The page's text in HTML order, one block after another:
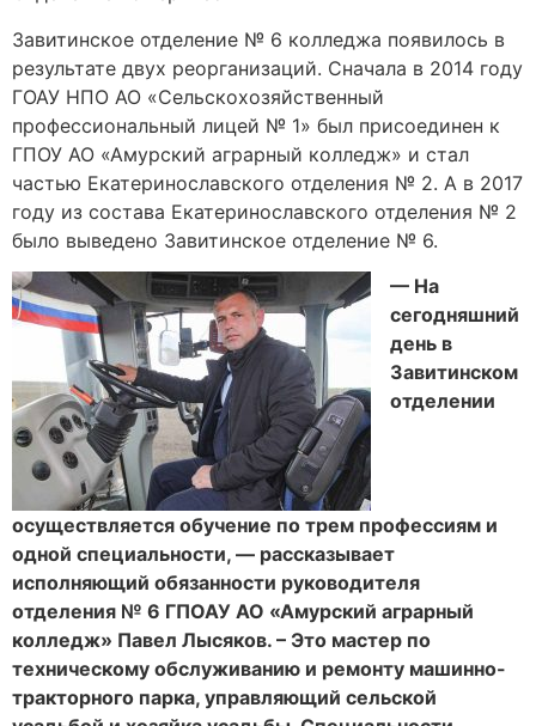
Завитинское отделение № 6 колледжа появилось в
результате двух реорганизаций. Сначала в 2014 году
ГОАУ НПО АО «Сельскохозяйственный
профессиональный лицей № 1» был присоединен к
ГПОУ АО «Амурский аграрный колледж» и стал
частью Екатеринославского отделения № 2. А в 2017
году из состава Екатеринославского отделения № 2
было выведено Завитинское отделение № 6.
— На
сегодняшний
день в
Завитинском
отделении
осуществляется обучение по трем профессиям и
одной специальности, — рассказывает
исполняющий обязанности руководителя
отделения № 6 ГПОАУ АО «Амурский аграрный
колледж» Павел Лысяков. – Это мастер по
техническому обслуживанию и ремонту машинно-
тракторного парка, управляющий сельской